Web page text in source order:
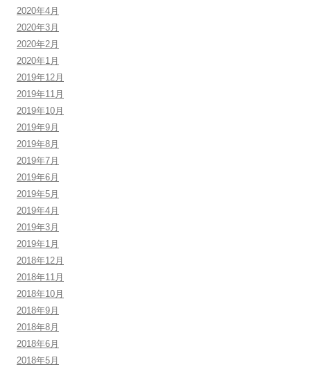
2020年4月
2020年3月
2020年2月
2020年1月
2019年12月
2019年11月
2019年10月
2019年9月
2019年8月
2019年7月
2019年6月
2019年5月
2019年4月
2019年3月
2019年1月
2018年12月
2018年11月
2018年10月
2018年9月
2018年8月
2018年6月
2018年5月